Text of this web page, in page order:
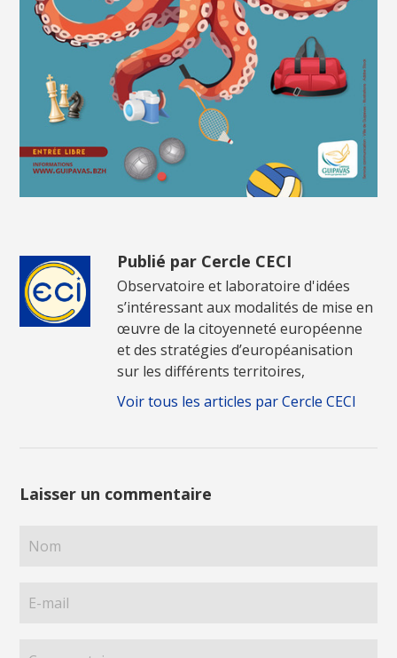
Publié par Cercle CECI
Observatoire et laboratoire d'idées
s’intéressant aux modalités de mise en
œuvre de la citoyenneté européenne
et des stratégies d’européanisation
sur les différents territoires,
Voir tous les articles par Cercle CECI
Laisser un commentaire